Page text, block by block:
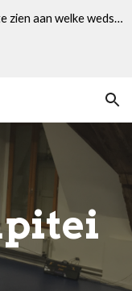
Neem een kijkje op de tornooikalender om te zien aan welke wedstrijden je kan deelnemen!